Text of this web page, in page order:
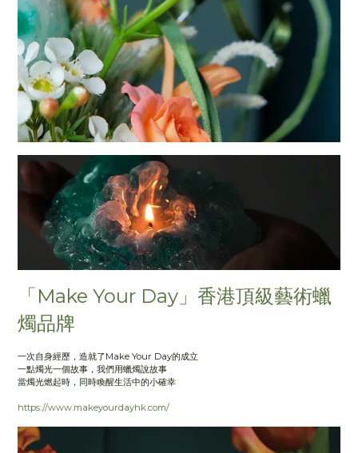
「Make Your Day」香港頂級藝術蠟
燭品牌
一次自身經歷，造就了Make Your Day的成立
一點燭光一個故事，我們用蠟燭說故事
當燭光燃起時，同時喚醒生活中的小確幸
https://www.makeyourdayhk.com/